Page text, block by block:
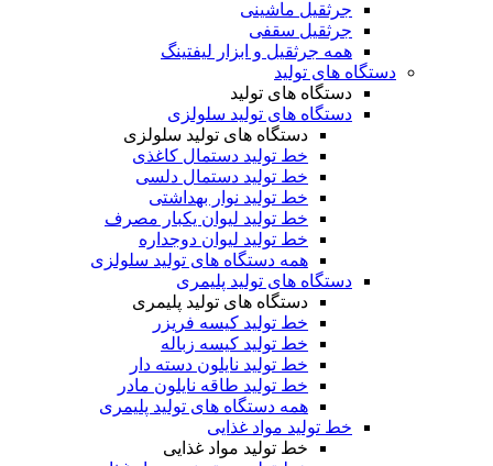
جرثقیل ماشینی
جرثقیل سقفی
همه جرثقیل و ابزار لیفتینگ
دستگاه های تولید
دستگاه های تولید
دستگاه های تولید سلولزی
دستگاه های تولید سلولزی
خط تولید دستمال کاغذی
خط تولید دستمال دلسی
خط تولید نوار بهداشتی
خط تولید لیوان یکبار مصرف
خط تولید لیوان دوجداره
همه دستگاه های تولید سلولزی
دستگاه های تولید پلیمری
دستگاه های تولید پلیمری
خط تولید کیسه فریزر
خط تولید کیسه زباله
خط تولید نایلون دسته دار
خط تولید طاقه نایلون مادر
همه دستگاه های تولید پلیمری
خط تولید مواد غذایی
خط تولید مواد غذایی